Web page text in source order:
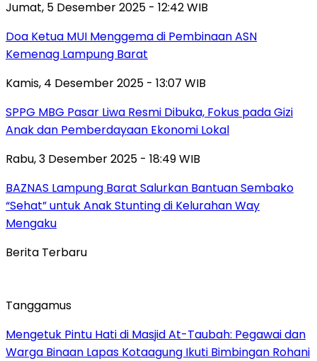
Jumat, 5 Desember 2025 - 12:42 WIB
Doa Ketua MUI Menggema di Pembinaan ASN
Kemenag Lampung Barat
Kamis, 4 Desember 2025 - 13:07 WIB
SPPG MBG Pasar Liwa Resmi Dibuka, Fokus pada Gizi
Anak dan Pemberdayaan Ekonomi Lokal
Rabu, 3 Desember 2025 - 18:49 WIB
BAZNAS Lampung Barat Salurkan Bantuan Sembako
“Sehat” untuk Anak Stunting di Kelurahan Way
Mengaku
Berita Terbaru
Tanggamus
Mengetuk Pintu Hati di Masjid At-Taubah: Pegawai dan
Warga Binaan Lapas Kotaagung Ikuti Bimbingan Rohani